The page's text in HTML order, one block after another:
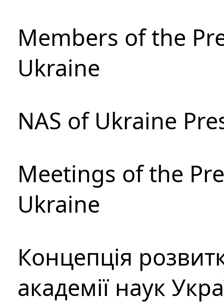
Members of the
Ukraine
NAS of Ukraine
Meetings of the
Ukraine
Концепція
академії наук